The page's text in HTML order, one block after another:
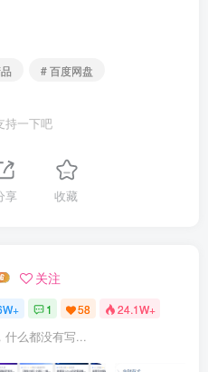
# 百度网盘
持一下吧
享 收藏
关注
1 58 24.1W+
什么都没有写...